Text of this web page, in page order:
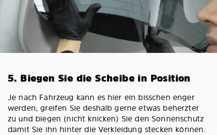
5. Biegen Sie die Scheibe in Position
Je nach Fahrzeug kann es hier ein bisschen enger
werden, greifen Sie deshalb gerne etwas beherzter
zu und biegen (nicht knicken) Sie den Sonnenschutz
damit Sie ihn hinter die Verkleidung stecken können.